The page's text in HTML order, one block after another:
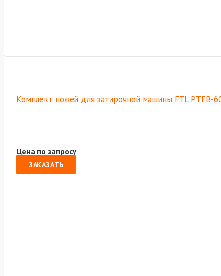
Комплект ножей для затирочной машины FTL PTFB-
Цена по запросу
ЗАКАЗАТЬ